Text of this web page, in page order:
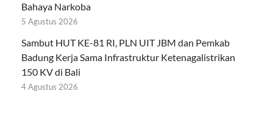
Bahaya Narkoba
5 Agustus 2026
Sambut HUT KE-81 RI, PLN UIT JBM dan Pemkab
Badung Kerja Sama Infrastruktur Ketenagalistrikan
150 KV di Bali
4 Agustus 2026